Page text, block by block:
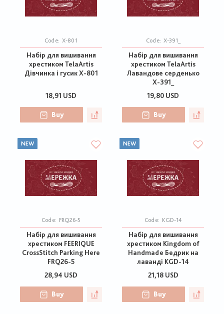
Code: Х-801
Набір для вишивання
хрестиком TelaArtis
Дівчинка і гусик Х-801
18,91 USD
Buy
Code: Х-391_
Набір для вишивання
хрестиком TelaArtis
Лавандове серденько
Х-391_
19,80 USD
Buy
NEW
Code: FRQ26-5
Набір для вишивання
хрестиком FEERIQUE
CrossStitch Parking Here
FRQ26-5
28,94 USD
Buy
NEW
Code: KGD-14
Набір для вишивання
хрестиком Kingdom of
Handmade Бедрик на
лаванді KGD-14
21,18 USD
Buy